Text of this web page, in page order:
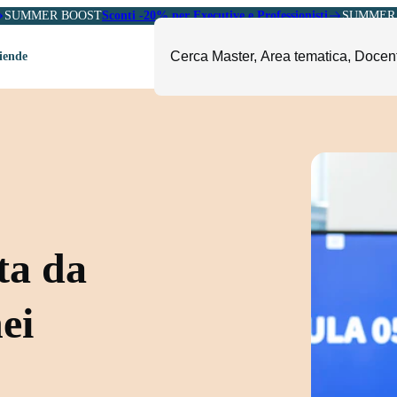
SUMMER BOOSTSconti -20% per Executive e Professionisti
e Pharma
Amministrazione
Food, Beverage e Turismo
da